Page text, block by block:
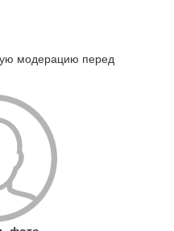
модерацию перед